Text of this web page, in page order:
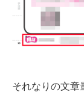
それなりの文章